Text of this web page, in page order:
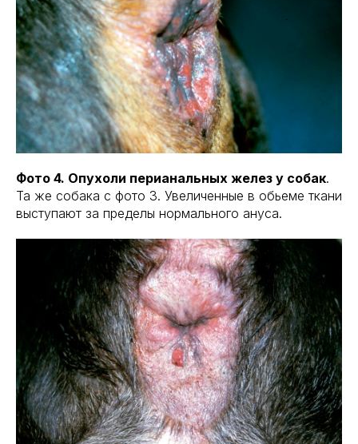
Фото 4. Опухоли перианальных желез у собак.
Та же собака с фото 3. Увеличенные в обьеме ткани
выступают за пределы нормального ануса.